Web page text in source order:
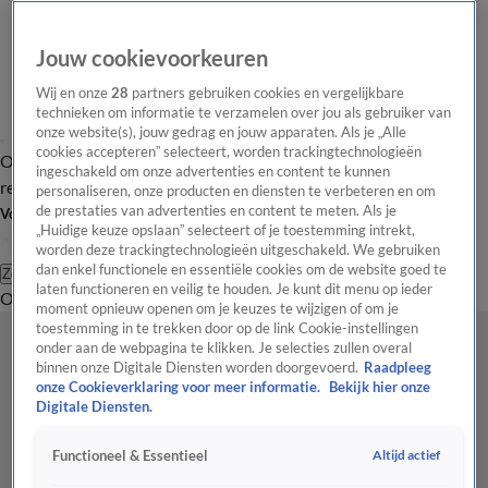
Overzicht Laatste nieuws Regionieuws Het beste van Hart
Tip de
redactie
Volg Hart van Nederland
Zoeken
OverzichtRegioUitzendingenWeerTip de redactiePanelVideo's
Jouw cookievoorkeuren
Wij en onze28 partners gebruiken cookies en vergelijkbare
technieken om informatie te verzamelen over jou als gebruiker van
onze website(s), jouw gedrag en jouw apparaten. Als je „Alle
cookies accepteren” selecteert, worden trackingtechnologieën
ingeschakeld om onze advertenties en content te kunnen
personaliseren, onze producten en diensten te verbeteren en om
de prestaties van advertenties en content te meten. Als je
„Huidige keuze opslaan” selecteert of je toestemming intrekt,
worden deze trackingtechnologieën uitgeschakeld. We gebruiken
dan enkel functionele en essentiële cookies om de website goed te
laten functioneren en veilig te houden. Je kunt dit menu op ieder
moment opnieuw openen om je keuzes te wijzigen of om je
toestemming in te trekken door op de link Cookie-instellingen
onder aan de webpagina te klikken. Je selecties zullen overal
binnen onze Digitale Diensten worden doorgevoerd. Raadpleeg
onze Cookieverklaring voor meer informatie.
Bekijk hier onze
Digitale Diensten.
Functioneel & Essentieel Altijd actief